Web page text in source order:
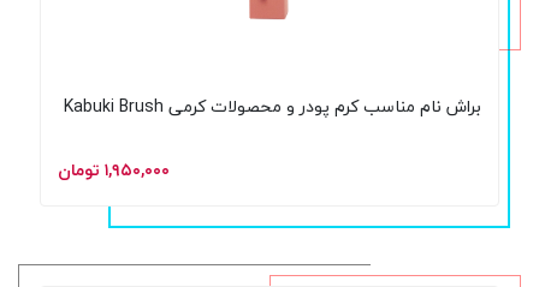
براش نام مناسب کرم پودر و محصولات کرمی Kabuki Brush
۱,۹۵۰,۰۰۰ تومان